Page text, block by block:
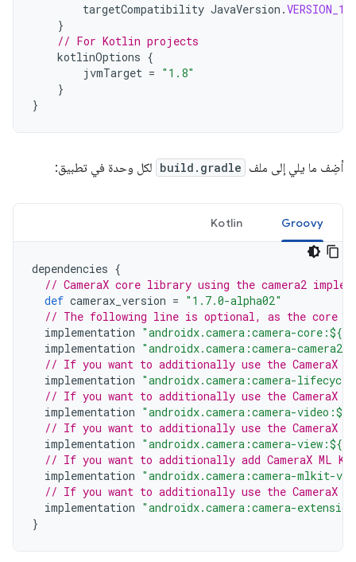
targetCompatibility JavaVersion .
}
// For Kotlin projects
kotlinOptions {
jvmTarget = "1.8"
}
}
أضِف ما يلي إلى ملف build.gradle لكل وحدة في تطبيق:
Groovy
Kotlin
dependencies {
// CameraX core library using the camera2
def camerax_version = "1.7.0-alpha02"
// The following line is optional, as the core
implementation "androidx.camera:camera-
implementation "androidx.camera:camera-
// If you want to additionally use the CameraX
implementation "androidx.camera:camera-
// If you want to additionally use the CameraX
implementation "androidx.camera:camera-
// If you want to additionally use the CameraX
implementation "androidx.camera:camera-
// If you want to additionally add CameraX ML
implementation "androidx.camera:camera-mlkit-
// If you want to additionally use the CameraX
implementation "androidx.camera:camera-
}